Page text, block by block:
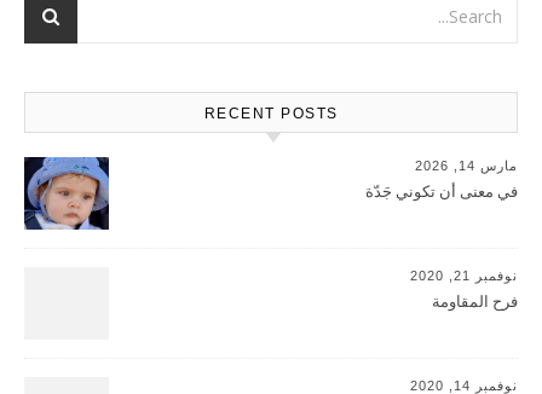
RECENT POSTS
مارس 14, 2026
في معنى أن تكوني جَدّة
نوفمبر 21, 2020
فرح المقاومة
نوفمبر 14, 2020